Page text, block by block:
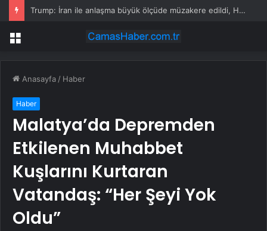
Trump: İran ile anlaşma büyük ölçüde müzakere edildi, Hürmüz Boğazı yeniden açılacak
Menü
Anasayfa / Haber
Haber
Malatya’da Depremden
Etkilenen Muhabbet
Kuşlarını Kurtaran
Vatandaş: “Her Şeyi Yok
Oldu”